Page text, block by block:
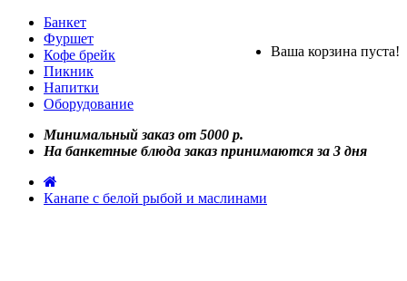
Ваша корзина пуста!
Банкет
Фуршет
Кофе брейк
Пикник
Напитки
Оборудование
Минимальный заказ от 5000 р.
На банкетные блюда заказ принимаются за 3 дня
Канапе с белой рыбой и маслинами